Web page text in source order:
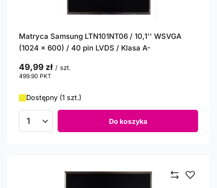
Matryca Samsung LTN101NT06 / 10,1'' WSVGA
(1024 x 600) / 40 pin LVDS / Klasa A-
49,99 zł / szt.
499.90 PKT
Dostępny (1 szt.)
Ilość produktów Do koszyka